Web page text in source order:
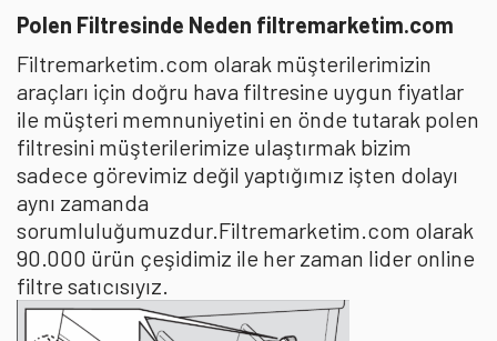
Polen Filtresinde Neden filtremarketim.com
Filtremarketim.com olarak müşterilerimizin
araçları için doğru hava filtresine uygun fiyatlar
ile müşteri memnuniyetini en önde tutarak polen
filtresini müşterilerimize ulaştırmak bizim
sadece görevimiz değil yaptığımız işten dolayı
aynı zamanda
sorumluluğumuzdur.Filtremarketim.com olarak
90.000 ürün çeşidimiz ile her zaman lider online
filtre satıcısıyız.